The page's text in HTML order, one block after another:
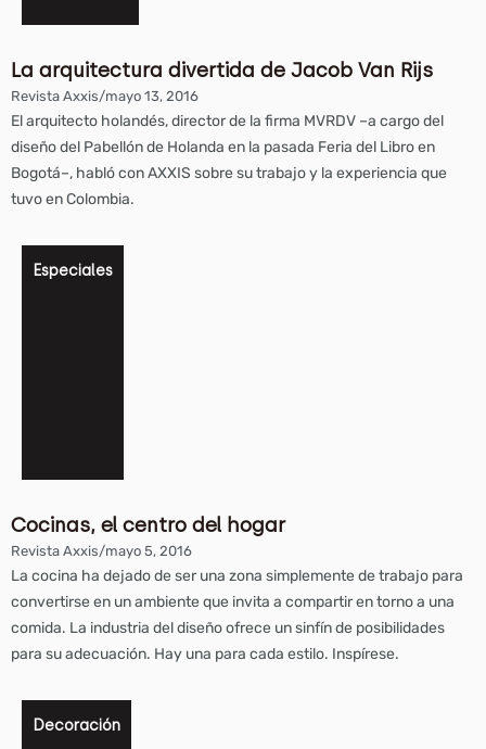
La arquitectura divertida de Jacob Van Rijs
Revista Axxis/mayo 13, 2016
El arquitecto holandés, director de la firma MVRDV –a cargo del
diseño del Pabellón de Holanda en la pasada Feria del Libro en
Bogotá–, habló con AXXIS sobre su trabajo y la experiencia que
tuvo en Colombia.
Especiales
Cocinas, el centro del hogar
Revista Axxis/mayo 5, 2016
La cocina ha dejado de ser una zona simplemente de trabajo para
convertirse en un ambiente que invita a compartir en torno a una
comida. La industria del diseño ofrece un sinfín de posibilidades
para su adecuación. Hay una para cada estilo. Inspírese.
Decoración